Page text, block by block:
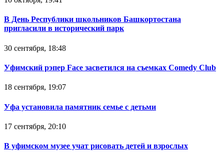
В День Республики школьников Башкортостана
пригласили в исторический парк
30 сентября, 18:48
Уфимский рэпер Face засветился на съемках Comedy Club
18 сентября, 19:07
Уфа установила памятник семье с детьми
17 сентября, 20:10
В уфимском музее учат рисовать детей и взрослых